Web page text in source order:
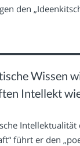
den
Wissen
Intellekt
Intellektualität
führt er den